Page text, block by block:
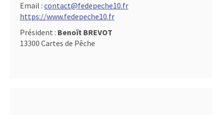
Email : contact@fedepeche10.fr
https://www.fedepeche10.fr
Président : Benoît BREVOT
13300 Cartes de Pêche